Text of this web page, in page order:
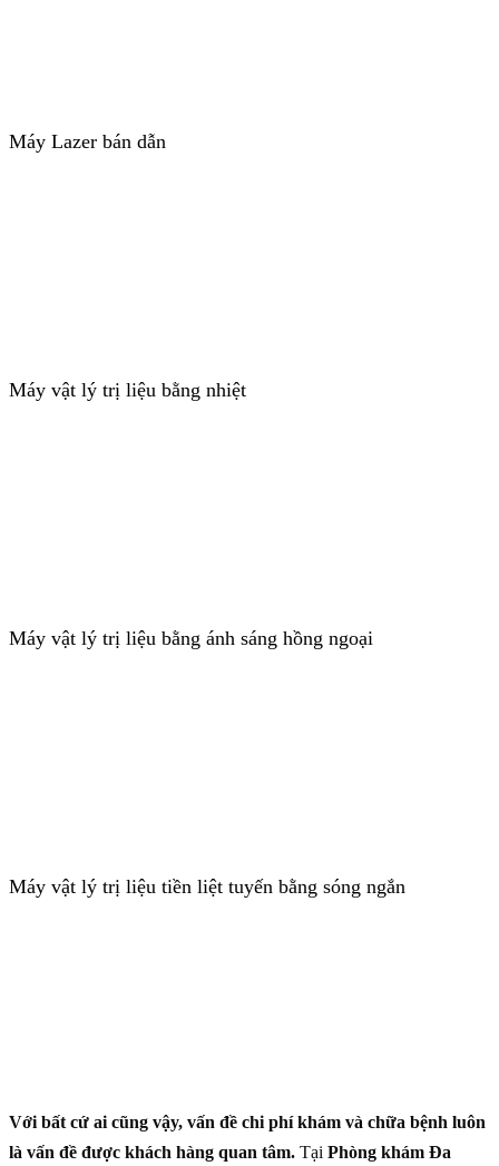
Máy Lazer bán dẫn
Máy vật lý trị liệu bằng nhiệt
Máy vật lý trị liệu bằng ánh sáng hồng ngoại
Máy vật lý trị liệu tiền liệt tuyến bằng sóng ngắn
Với bất cứ ai cũng vậy, vấn đề chi phí khám và chữa bệnh luôn
là vấn đề được khách hàng quan tâm. Tại Phòng khám Đa